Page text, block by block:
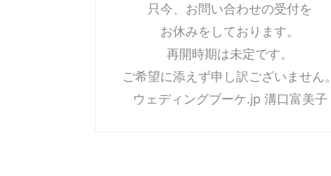
只今、お問い合わせの受付を
お休みをしております。
再開時期は未定です。
ご希望に添えず申し訳ございません。
ウェディングブーケ.jp 溝口富美子